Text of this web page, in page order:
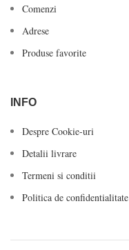
Comenzi
Adrese
Produse favorite
INFO
Despre Cookie-uri
Detalii livrare
Termeni si conditii
Politica de confidentialitate